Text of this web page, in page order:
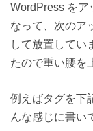
WordPress をア
なって、次のア
して放置してい
たので重い腰を
例えばタグを下
んな感じに書い